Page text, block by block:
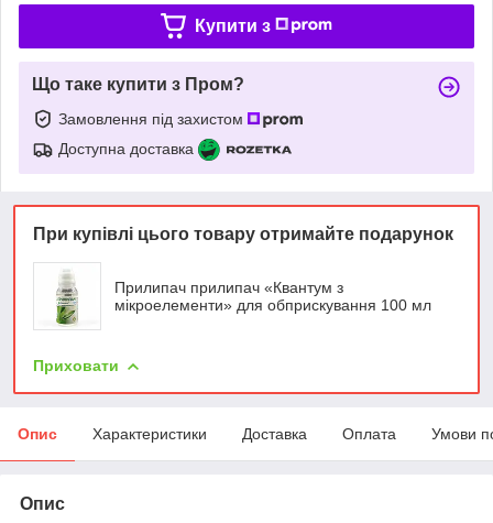
Купити з
Що таке купити з Пром?
Замовлення під захистом
Доступна доставка
При купівлі цього товару отримайте подарунок
Прилипач прилипач «Квантум з
мікроелементи» для обприскування 100 мл
Приховати
Опис Характеристики Доставка Оплата Умови
Опис